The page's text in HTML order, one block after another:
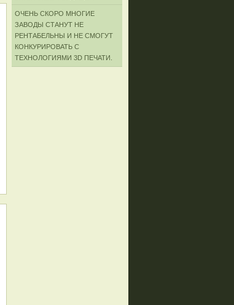
ОЧЕНЬ СКОРО МНОГИЕ
ЗАВОДЫ СТАНУТ НЕ
РЕНТАБЕЛЬНЫ И НЕ СМОГУТ
КОНКУРИРОВАТЬ С
ТЕХНОЛОГИЯМИ 3D ПЕЧАТИ.